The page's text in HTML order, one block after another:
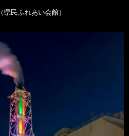
民ふれあい会館）